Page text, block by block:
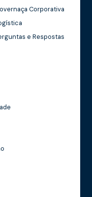
Corporativa
e Respostas